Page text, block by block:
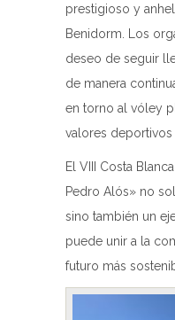
prestigioso y
Benidorm. Los
deseo de seguir
de manera
en torno al vóley
valores deportivos
El VIII Costa
Pedro Alós» no
sino también un
puede unir a la
futuro más